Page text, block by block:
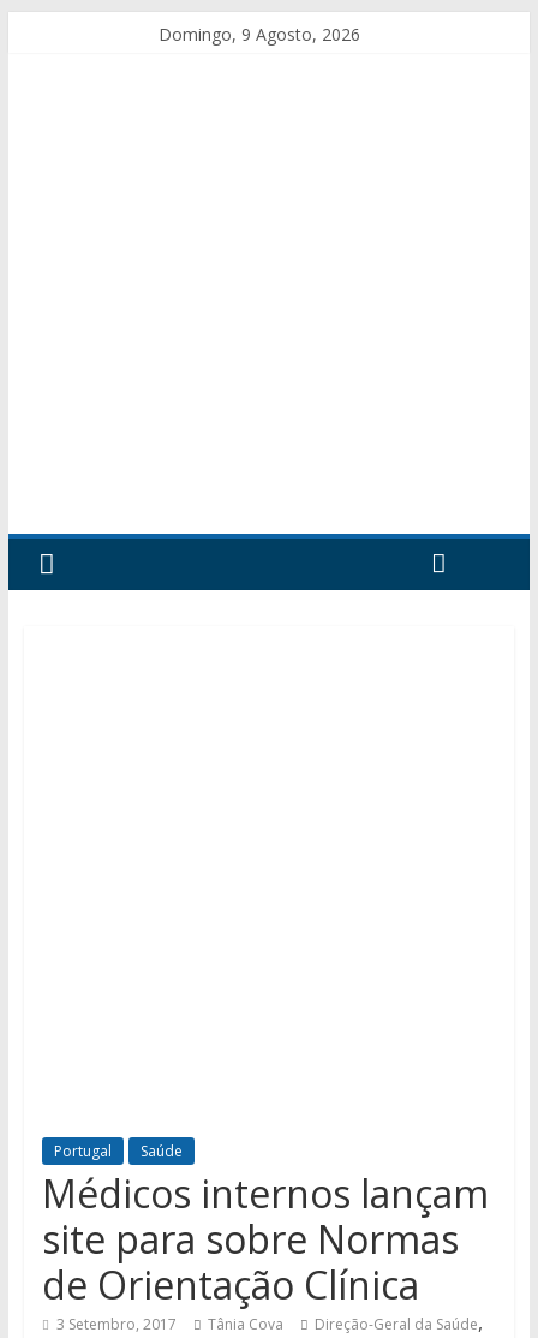
Domingo, 9 Agosto, 2026
Portugal Saúde
Médicos internos lançam
site para sobre Normas
de Orientação Clínica
3 Setembro, 2017 Tânia Cova Direção-Geral da Saúde,